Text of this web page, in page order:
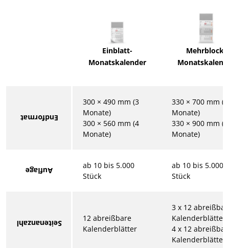
Einblatt-
Monatskalender
Mehrblock-
Endformat
300 × 490 mm (3
Monate)
300 × 560 mm (4
Monate)
330 × 700 mm (3
Monate)
330 × 900 mm (4
Monate)
Auflage
ab 10 bis 5.000
Stück
ab 10 bis 5.000
Stück
Seitenanzahl
12 abreißbare
Kalenderblätter
3 x 12
Kalenderblätter
4 x 12
Kalenderblätter